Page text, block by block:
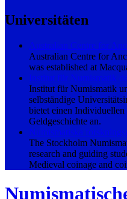
Universitäten
Australian Centre for
Australian Centre for
was established at
Institut für Numismatik
Institut für Numismatik
selbständige
bietet einen
Geldgeschichte an.
Numismatiska
The Stockholm
research and guiding
Medieval coinage and